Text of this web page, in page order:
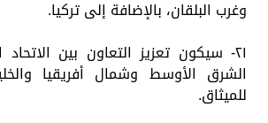
وغرب البلقان، بالإضافة إلى تركيا.
٢١- سيكون تعزيز التعاون بين
الشرق الأوسط وشمال أفريقيا
للميثاق.